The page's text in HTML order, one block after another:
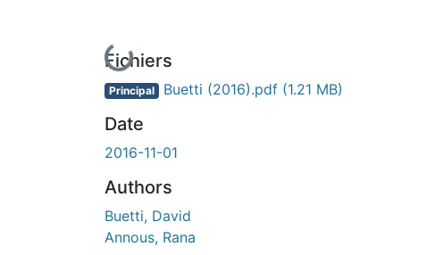
En cours de chargement...
Fichiers
Principal Buetti (2016).pdf (1.21 MB)
Date
2016-11-01
Authors
Buetti, David
Annous, Rana